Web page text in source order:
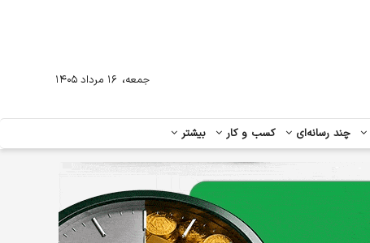
چند رسانه‌ای کسب و کار بیشتر
جمعه، ۱۶ مرداد ۱۴۰۵